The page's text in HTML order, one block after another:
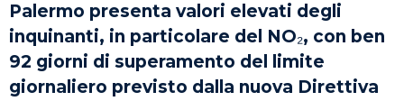
Palermo presenta valori elevati degli
inquinanti, in particolare del NO₂, con ben
92 giorni di superamento del limite
giornaliero previsto dalla nuova Direttiva